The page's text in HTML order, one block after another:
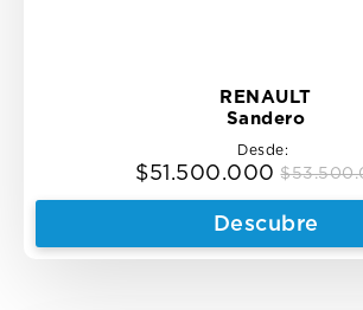
RENAULT
Sandero
Desde:
$
Original
price
$53.500.000.
$51.500.000
Current
price
$51.500.000.
Descubre